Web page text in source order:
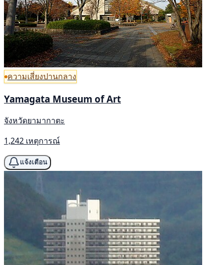
ความเสี่ยงปานกลาง
Yamagata Museum of Art
จังหวัดยามากาตะ
1,242 เหตุการณ์
แจ้งเตือน